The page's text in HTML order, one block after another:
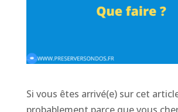
Si vous êtes arrivé(e) sur cet